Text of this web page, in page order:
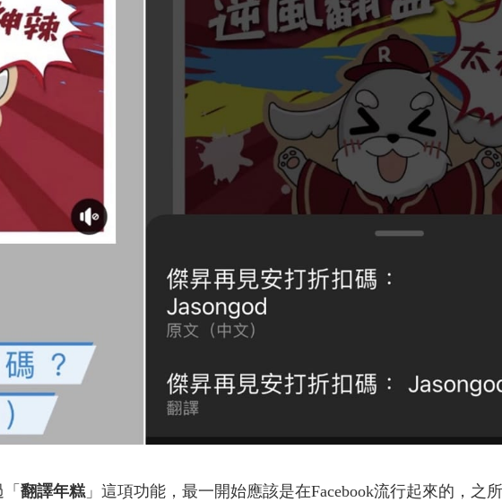
翻譯年糕」這項功能，最一開始應該是在Facebook流行起來的，之